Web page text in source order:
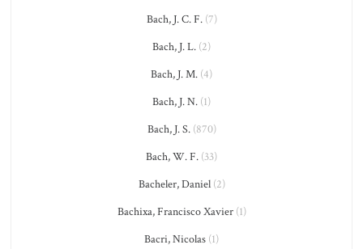
Bach, J. C. F.(7)
Bach, J. L. (2)
Bach, J. M. (4)
Bach, J. N. (1)
Bach, J. S.(870)
Bach, W. F. (33)
Bacheler, Daniel(2)
Bachixa, Francisco Xavier(1)
Bacri, Nicolas (1)